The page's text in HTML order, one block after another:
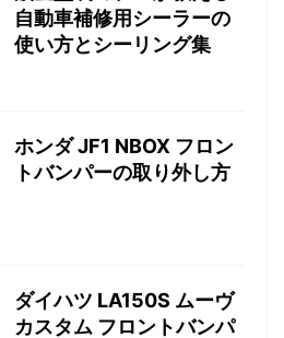
自動車補修用シーラーの
使い方とシーリング集
ホンダ JF1 NBOX フロン
トバンパーの取り外し方
ダイハツ LA150S ムーヴ
カスタム フロントバンパ